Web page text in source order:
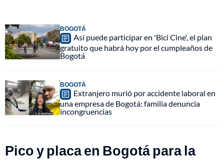
BOGOTÁ
Así puede participar en 'Bici Cine', el plan
gratuito que habrá hoy por el cumpleaños de
Bogotá
BOGOTÁ
Extranjero murió por accidente laboral en
una empresa de Bogotá: familia denuncia
incongruencias
Pico y placa en Bogotá para la